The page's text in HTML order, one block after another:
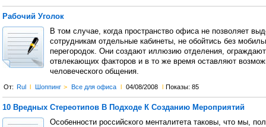
Рабочий Уголок
В том случае, когда пространство офиса не позволяет
сотрудникам отдельные кабинеты, не обойтись без
перегородок. Они создают иллюзию отделения,
отвлекающих факторов и в то же время оставляют
человеческого общения.
От: Rul l Шоппинг > Все для офиса l 04/08/2008 l Показы: 85
10 Вредных Стереотипов В Подходе К Созданию Мероприятий
Особенности российского менталитета таковы, что мы,